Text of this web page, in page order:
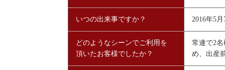
いつの出来事ですか？ 2016年5月
どのようなシーンでご利用を
頂いたお客様でしたか？
常連で2
め、出産